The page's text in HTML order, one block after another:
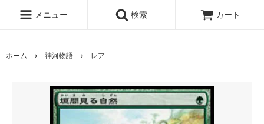
メニュー 検索 カート
ホーム 神河物語 レア